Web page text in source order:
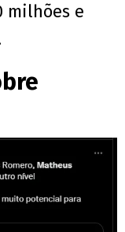
milhões e